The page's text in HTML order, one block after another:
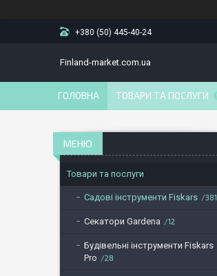
+380 (50) 445-40-24
Finland-market.com.ua
ГОЛОВНА ТОВАРИ ТА ПОСЛУГИ
Товари та послуги
Садові інструменти Fiskars 381
Секатори Gardena 12
Будівельні інструменти Fiskars
Pro
28